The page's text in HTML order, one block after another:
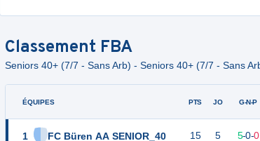
Classement FBA
Seniors 40+ (7/7 - Sans Arb) - Seniors 40+ (7/7 - Sans
ÉQUIPES
1 FC Büren AA SENIOR_40
PTS JO G-N-P
15 5 5-0-0